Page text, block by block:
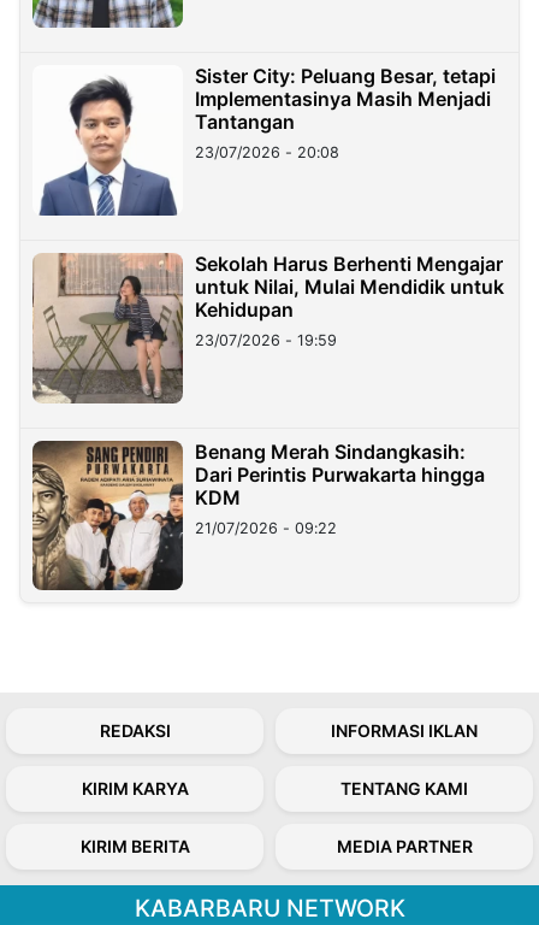
Sister City: Peluang Besar, tetapi
Implementasinya Masih Menjadi
Tantangan
23/07/2026 - 20:08
Sekolah Harus Berhenti Mengajar
untuk Nilai, Mulai Mendidik untuk
Kehidupan
23/07/2026 - 19:59
Benang Merah Sindangkasih:
Dari Perintis Purwakarta hingga
KDM
21/07/2026 - 09:22
REDAKSI INFORMASI IKLAN
KIRIM KARYA TENTANG KAMI
KIRIM BERITA MEDIA PARTNER
KABARBARU NETWORK